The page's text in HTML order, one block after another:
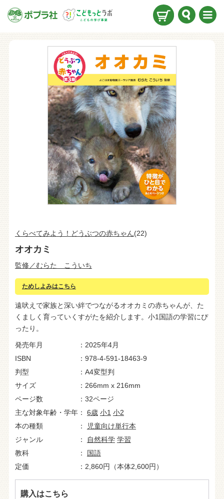
くらべてみよう！どうぶつの赤ちゃん(22)
オオカミ
監修／むらた こういち
ためしよみはこちら
遠吠えで家族と深い絆でつながるオオカミの赤ちゃんが、た
くましく育っていくすがたを紹介します。小1国語の学習にぴ
ったり。
発売年月
2025年4月
ISBN
978-4-591-18463-9
判型
A4変型判
サイズ
266mm x 216mm
ページ数
32ページ
主な対象年齢・学年
6歳 小1 小2
本の種類
児童向け単行本
ジャンル
自然科学 学習
教科
国語
定価
2,860円（本体2,600円）
購入はこちら